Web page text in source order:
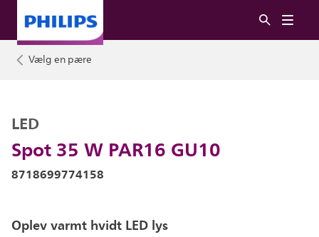
Vælg en pære
Spot 35 W PAR16 GU10
LED
8718699774158
Oplev varmt hvidt LED lys